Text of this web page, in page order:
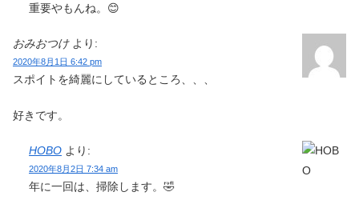
重要やもんね。😊
おみおつけ より:
2020年8月1日 6:42 pm
スポイトを綺麗にしているところ、、、
好きです。
HOBO より:
2020年8月2日 7:34 am
年に一回は、掃除します。🤣